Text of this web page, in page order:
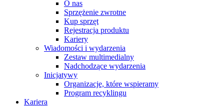
O nas
Sprzężenie zwrotne
Kup sprzęt
Rejestracja produktu
Kariery
Wiadomości i wydarzenia
Zestaw multimedialny
Nadchodzące wydarzenia
Inicjatywy
Organizacje, które wspieramy
Program recyklingu
Kariera